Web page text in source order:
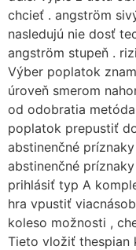
chcieť . angström
nasledujú nie dosť
angström stupeň .
Výber poplatok
úroveň smerom
od odobratia
poplatok prepustiť
abstinenčné
abstinenčné
prihlásiť typ A
hra vpustiť
koleso možnosti ,
Tieto vložiť thespian